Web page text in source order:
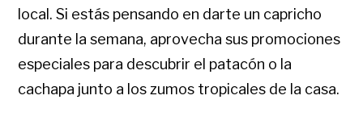
local. Si estás pensando en darte un capricho
durante la semana, aprovecha sus promociones
especiales para descubrir el patacón o la
cachapa junto a los zumos tropicales de la casa.